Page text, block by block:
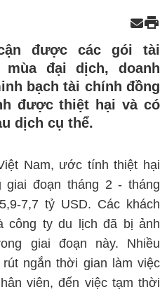
được các gói tài
đại dịch, doanh
bạch tài chính đồng
được thiệt hại và có
dịch cụ thể.
Nam, ước tính thiệt hại
giai đoạn tháng 2 - tháng
7,7 tỷ USD. Các khách
công ty du lịch đã bị ảnh
giai đoạn này. Nhiều
ngắn thời gian làm việc
viên, đến việc tạm thời